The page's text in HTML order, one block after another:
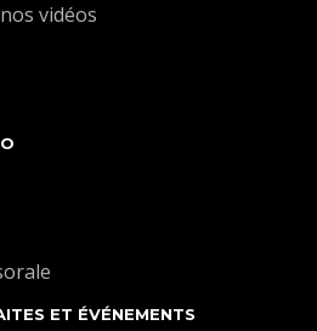
vidéos
ET ÉVÉNEMENTS